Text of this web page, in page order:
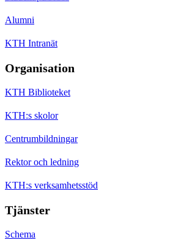
Alumni
KTH Intranät
Organisation
KTH Biblioteket
KTH:s skolor
Centrumbildningar
Rektor och ledning
KTH:s verksamhetsstöd
Tjänster
Schema